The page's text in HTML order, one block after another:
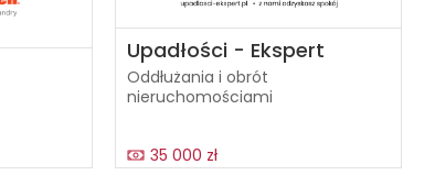
Upadłości - Ekspert
Oddłużania i obrót
nieruchomościami
35 000 zł